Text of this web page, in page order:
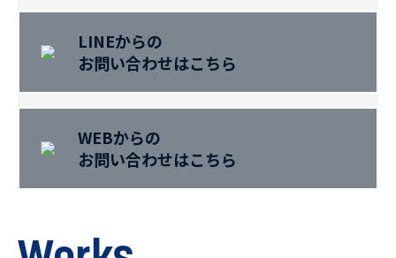
LINEからの
お問い合わせはこちら
WEBからの
お問い合わせはこちら